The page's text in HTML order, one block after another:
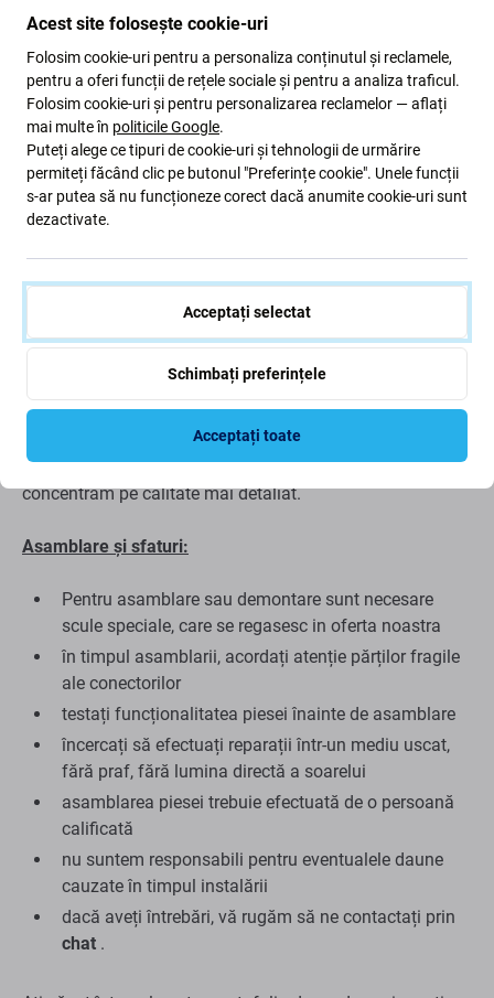
Când trebuie să înlocuiți bateria?
bateria este umflată
dispozitivul se descarcă rapid
dispozitivul se supraîncălzi
dispozitivul nu poate fi încărcat la 100%
dispozitivul nu indică corect starea bateriei
Calitatea pieselor de schimb
Calitate: Aftermarket- Piesa de schimb vândută ca
Aftermarket este fabricată la aceleași standarde,
copie a originalului, iar piesa de schimb livrată ca
Aftermarket poate (în cazuri rare) să aibă variații minime
de funcționalitate, calitate sau aspect. Pentru a afla mai
multe despre calitate, citiți blogul nostru unde ne
concentrăm pe calitate mai detaliat.
Asamblare și sfaturi:
Pentru asamblare sau demontare sunt necesare
scule speciale, care se regasesc in oferta noastra
în timpul asamblarii, acordați atenție părților fragile
ale conectorilor
testați funcționalitatea piesei înainte de asamblare
încercați să efectuați reparații într-un mediu uscat,
fără praf, fără lumina directă a soarelui
asamblarea piesei trebuie efectuată de o persoană
calificată
nu suntem responsabili pentru eventualele daune
cauzate în timpul instalării
dacă aveți întrebări, vă rugăm să ne contactați prin
chat .
Acest site folosește cookie-uri
Folosim cookie-uri pentru a personaliza conținutul și reclamele,
pentru a oferi funcții de rețele sociale și pentru a analiza traficul.
Folosim cookie-uri și pentru personalizarea reclamelor — aflați
mai multe în politicile Google.
Puteți alege ce tipuri de cookie-uri și tehnologii de urmărire
permiteți făcând clic pe butonul "Preferințe cookie". Unele funcții
s-ar putea să nu funcționeze corect dacă anumite cookie-uri sunt
dezactivate.
Acceptați selectat
Schimbați preferințele
Acceptați toate